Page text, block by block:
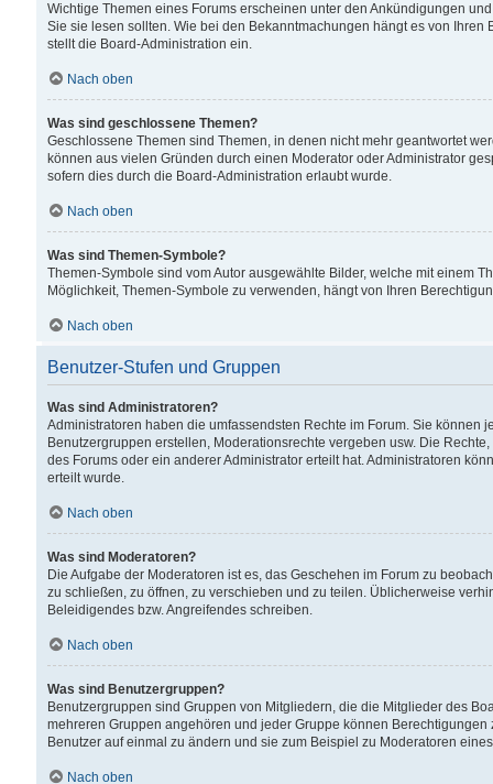
Wichtige Themen eines Forums erscheinen unter den Ankündigungen
Sie sie lesen sollten. Wie bei den Bekanntmachungen hängt es von
stellt die Board-Administration ein.
Nach oben
Was sind geschlossene Themen?
Geschlossene Themen sind Themen, in denen nicht mehr geantwortet
können aus vielen Gründen durch einen Moderator oder Administrator
sofern dies durch die Board-Administration erlaubt wurde.
Nach oben
Was sind Themen-Symbole?
Themen-Symbole sind vom Autor ausgewählte Bilder, welche mit einem
Möglichkeit, Themen-Symbole zu verwenden, hängt von Ihren
Nach oben
Benutzer-Stufen und Gruppen
Was sind Administratoren?
Administratoren haben die umfassendsten Rechte im Forum. Sie können
Benutzergruppen erstellen, Moderationsrechte vergeben usw. Die
des Forums oder ein anderer Administrator erteilt hat. Administratoren
erteilt wurde.
Nach oben
Was sind Moderatoren?
Die Aufgabe der Moderatoren ist es, das Geschehen im Forum zu
zu schließen, zu öffnen, zu verschieben und zu teilen. Üblicherweise
Beleidigendes bzw. Angreifendes schreiben.
Nach oben
Was sind Benutzergruppen?
Benutzergruppen sind Gruppen von Mitgliedern, die die Mitglieder des
mehreren Gruppen angehören und jeder Gruppe können
Benutzer auf einmal zu ändern und sie zum Beispiel zu Moderatoren
Nach oben